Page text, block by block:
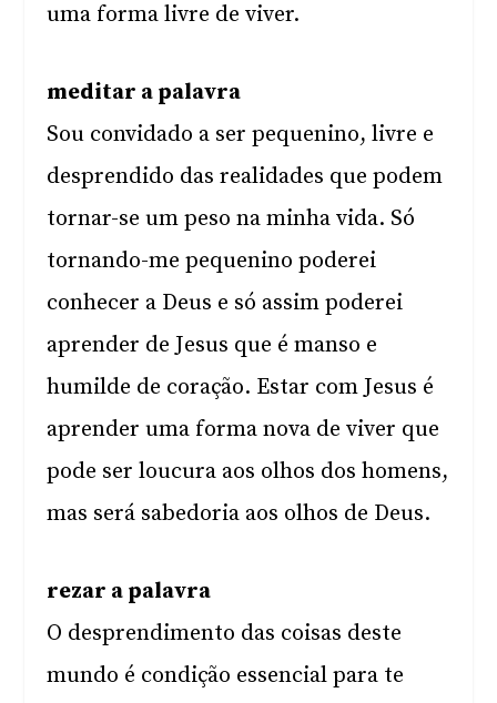
uma forma livre de viver.
meditar a palavra
Sou convidado a ser pequenino, livre e
desprendido das realidades que podem
tornar-se um peso na minha vida. Só
tornando-me pequenino poderei
conhecer a Deus e só assim poderei
aprender de Jesus que é manso e
humilde de coração. Estar com Jesus é
aprender uma forma nova de viver que
pode ser loucura aos olhos dos homens,
mas será sabedoria aos olhos de Deus.
rezar a palavra
O desprendimento das coisas deste
mundo é condição essencial para te